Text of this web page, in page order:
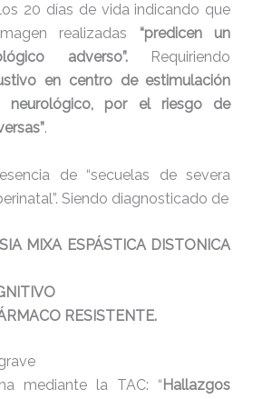
20 días de vida indicando que
realizadas “predicen un
adverso”.Requiriendo
en centro de estimulación
neurológico, por el riesgo de
.
de “secuelas de severa
Siendo diagnosticado de
MIXA ESPÁSTICA DISTONICA
RESISTENTE.
mediante la TAC: “ Hallazgos